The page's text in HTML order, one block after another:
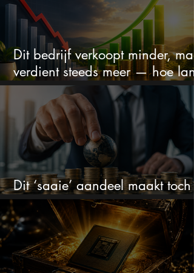
Dit bedrijf verkoopt minder,
verdient steeds meer — hoe
kan dit sprookje doorgaan?
Dit ‘saaie’ aandeel maakt toch
bizar veel winst